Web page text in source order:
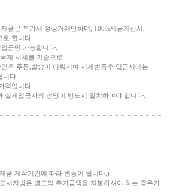
품은 부가세 정상거래만하며, 100%세금계산서,
로 합니다.
금만 가능합니다.
제 시세를 기준으로
후 주문,발송이 이뤄지며 시세변동후 입금시에는
니다.
격입니다.
실제입금자의 성명이 반드시 일치하여야 합니다.
품 제작기간에 따라 변동이 됩니다.)
서지방은 별도의 추가금액을 지불하셔야 하는 경우가